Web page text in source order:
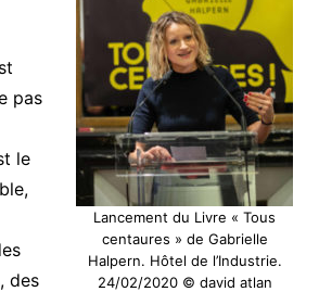
Lancement du Livre « Tous
centaures » de Gabrielle
Halpern. Hôtel de l’Industrie.
24/02/2020 © david atlan
pas
le
des